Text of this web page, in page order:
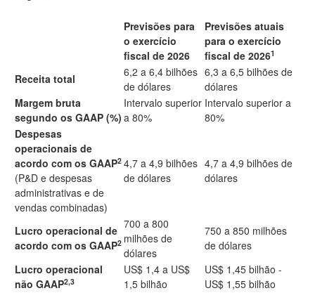
Previsões para
o exercício
fiscal de 2026
Previsões atuais
para o exercício
fiscal de 20261
Receita total
6,2 a 6,4 bilhões
de dólares
6,3 a 6,5 bilhões de
dólares
Margem bruta
segundo os GAAP (%)
Intervalo superior
a 80%
Intervalo superior a
80%
Despesas
operacionais de
acordo com os GAAP2
(P&D e despesas
administrativas e de
vendas combinadas)
4,7 a 4,9 bilhões
de dólares
4,7 a 4,9 bilhões de
dólares
Lucro operacional de
acordo com os GAAP2
700 a 800
milhões de
dólares
750 a 850 milhões
de dólares
Lucro operacional
não GAAP2,3
US$ 1,4 a US$
1,5 bilhão
US$ 1,45 bilhão -
US$ 1,55 bilhão